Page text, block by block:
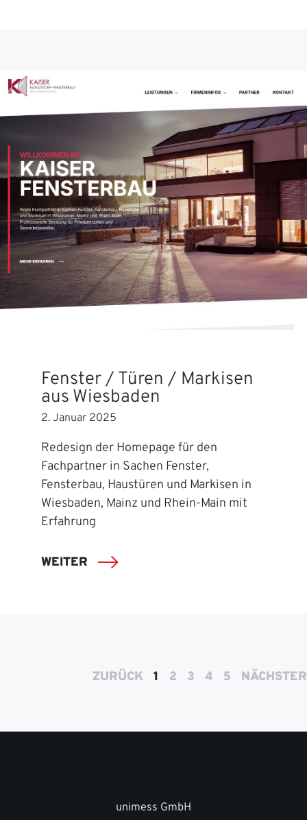
Fenster / Türen / Markisen
aus Wiesbaden
2. Januar 2025
Redesign der Homepage für den
Fachpartner in Sachen Fenster,
Fensterbau, Haustüren und Markisen in
Wiesbaden, Mainz und Rhein-Main mit
Erfahrung
WEITER
ZURÜCK 1 2 3 4 5 NÄCHSTER
unimess GmbH